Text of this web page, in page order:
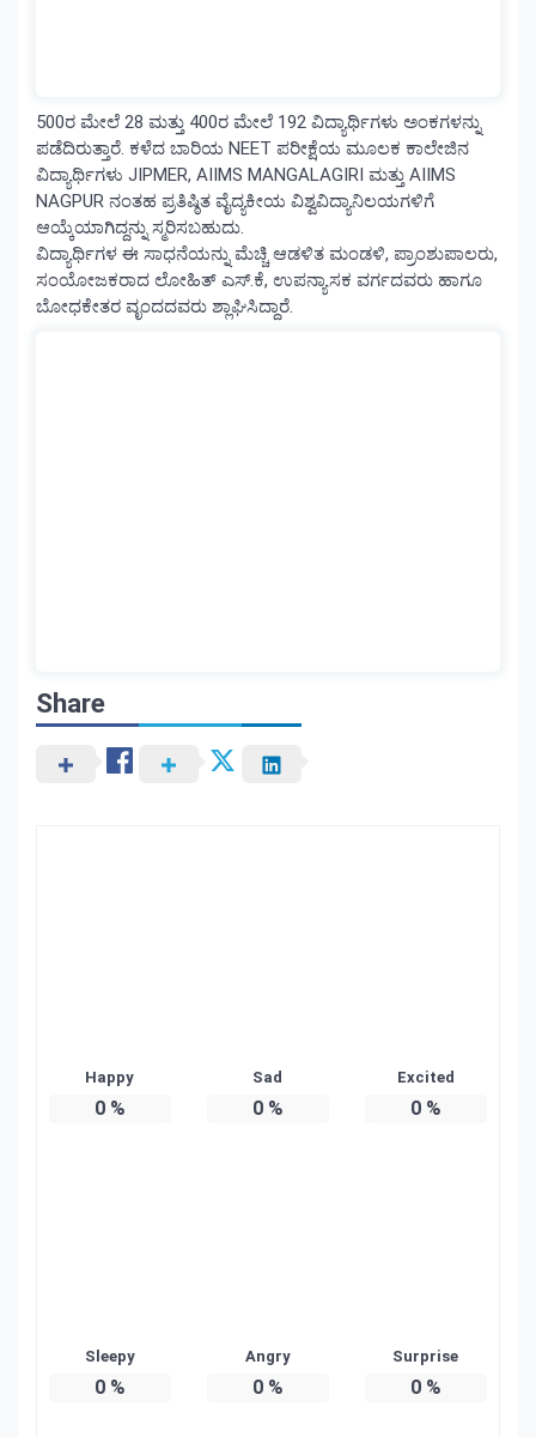
500ರ ಮೇಲೆ 28 ಮತ್ತು 400ರ ಮೇಲೆ 192 ವಿದ್ಯಾರ್ಥಿಗಳು ಅಂಕಗಳನ್ನು
ಪಡೆದಿರುತ್ತಾರೆ. ಕಳೆದ ಬಾರಿಯ NEET ಪರೀಕ್ಷೆಯ ಮೂಲಕ ಕಾಲೇಜಿನ
ವಿದ್ಯಾರ್ಥಿಗಳು JIPMER, AIIMS MANGALAGIRI ಮತ್ತು AIIMS
NAGPUR ನಂತಹ ಪ್ರತಿಷ್ಠಿತ ವೈದ್ಯಕೀಯ ವಿಶ್ವವಿದ್ಯಾನಿಲಯಗಳಿಗೆ
ಆಯ್ಕೆಯಾಗಿದ್ದನ್ನು ಸ್ಮರಿಸಬಹುದು.
ವಿದ್ಯಾರ್ಥಿಗಳ ಈ ಸಾಧನೆಯನ್ನು ಮೆಚ್ಚಿ ಆಡಳಿತ ಮಂಡಳಿ, ಪ್ರಾಂಶುಪಾಲರು,
ಸಂಯೋಜಕರಾದ ಲೋಹಿತ್‌ ಎಸ್.ಕೆ, ಉಪನ್ಯಾಸಕ ವರ್ಗದವರು ಹಾಗೂ
ಬೋಧಕೇತರ ವೃಂದದವರು ಶ್ಲಾಘಿಸಿದ್ದಾರೆ.
Share
Happy
0%
Sad
0%
Excited
0%
Sleepy
0%
Angry
0%
Surprise
0%